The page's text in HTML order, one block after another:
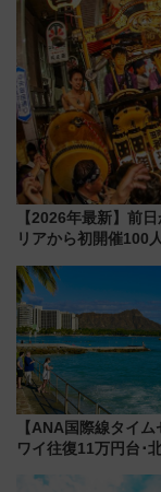
【2026年最新】前
リアから初開催100
【ANA国際線タイ
ワイ往復11万円台･